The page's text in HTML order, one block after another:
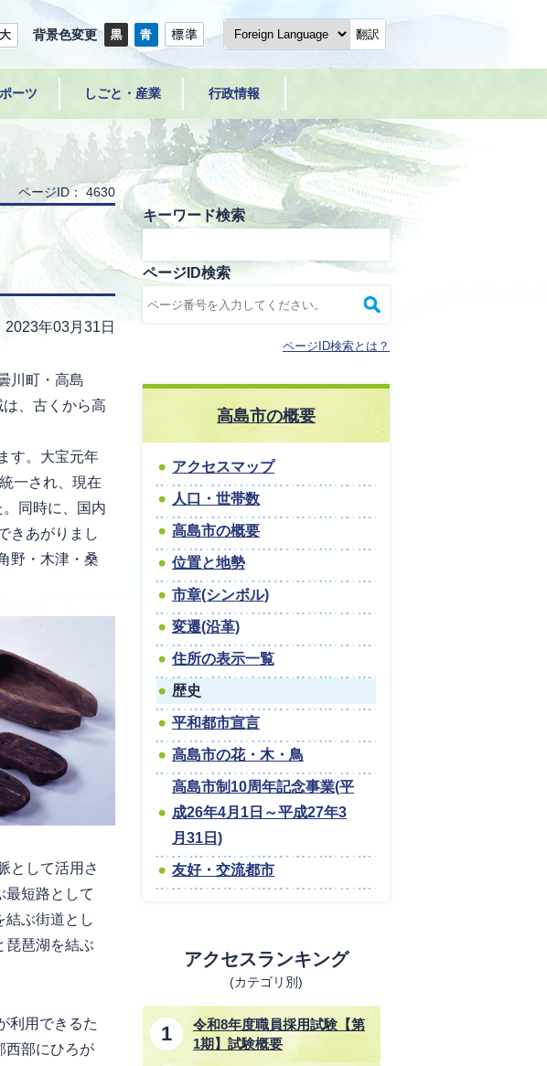
背景色変更 翻訳
ーツ しごと・産業 行政情報
ページID： 4630
2023年03月31日
川町・高島
、古くから高
す。大宝元年
一され、現在
同時に、国内
きあがりまし
野・木津・桑
として活用さ
最短路として
結ぶ街道とし
琵琶湖を結ぶ
利用できるた
西部にひろが
キーワード検索
ページID検索
ページID検索とは？
高島市の概要
アクセスマップ
人口・世帯数
高島市の概要
位置と地勢
市章(シンボル)
変遷(沿革)
住所の表示一覧
歴史
平和都市宣言
高島市の花・木・鳥
高島市制10周年記念事業(平
成26年4月1日～平成27年3
月31日)
友好・交流都市
アクセスランキング
(カテゴリ別)
令和8年度職員採用試験【第
1期】試験概要